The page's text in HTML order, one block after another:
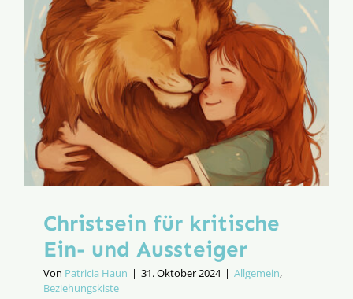
Liebe
Christsein für kritische
Ein- und Aussteiger
Von Patricia Haun | 31. Oktober 2024 | Allgemein,
Beziehungskiste